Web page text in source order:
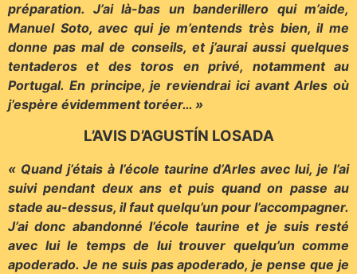
préparation. J’ai là-bas un banderillero qui m’aide,
Manuel Soto, avec qui je m’entends très bien, il me
donne pas mal de conseils, et j’aurai aussi quelques
tentaderos et des toros en privé, notamment au
Portugal. En principe, je reviendrai ici avant Arles où
j’espère évidemment toréer… »
L’AVIS D’AGUSTÍN LOSADA
« Quand j’étais à l’école taurine d’Arles avec lui, je l’ai
suivi pendant deux ans et puis quand on passe au
stade au-dessus, il faut quelqu’un pour l’accompagner.
J’ai donc abandonné l’école taurine et je suis resté
avec lui le temps de lui trouver quelqu’un comme
apoderado. Je ne suis pas apoderado, je pense que je